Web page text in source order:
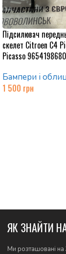
Підсилювач
скелет Citroen C4
Picasso 9654198680
Бампери і
1 500 грн
ЯК ЗНАЙТИ
Ми розташовані на